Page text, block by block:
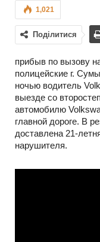
1,021
Поділитися
прибыв по вызову
полицейские г.
ночью водитель
выезде со
автомобилю
главной дороге. В
доставлена 21-
нарушителя.